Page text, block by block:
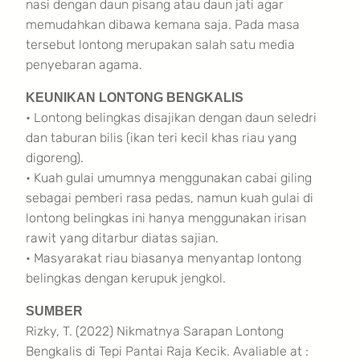
nasi dengan daun pisang atau daun jati agar
memudahkan dibawa kemana saja. Pada masa
tersebut lontong merupakan salah satu media
penyebaran agama.
KEUNIKAN LONTONG BENGKALIS
• Lontong belingkas disajikan dengan daun seledri
dan taburan bilis (ikan teri kecil khas riau yang
digoreng).
• Kuah gulai umumnya menggunakan cabai giling
sebagai pemberi rasa pedas, namun kuah gulai di
lontong belingkas ini hanya menggunakan irisan
rawit yang ditarbur diatas sajian.
• Masyarakat riau biasanya menyantap lontong
belingkas dengan kerupuk jengkol.
SUMBER
Rizky, T. (2022) Nikmatnya Sarapan Lontong
Bengkalis di Tepi Pantai Raja Kecik. Avaliable at :